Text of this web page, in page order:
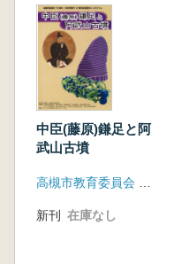
の先達―
中臣(藤原)鎌足と阿
武山古墳
高槻市教育委員会 文化財課 今城塚古代歴史館
新刊 在庫なし